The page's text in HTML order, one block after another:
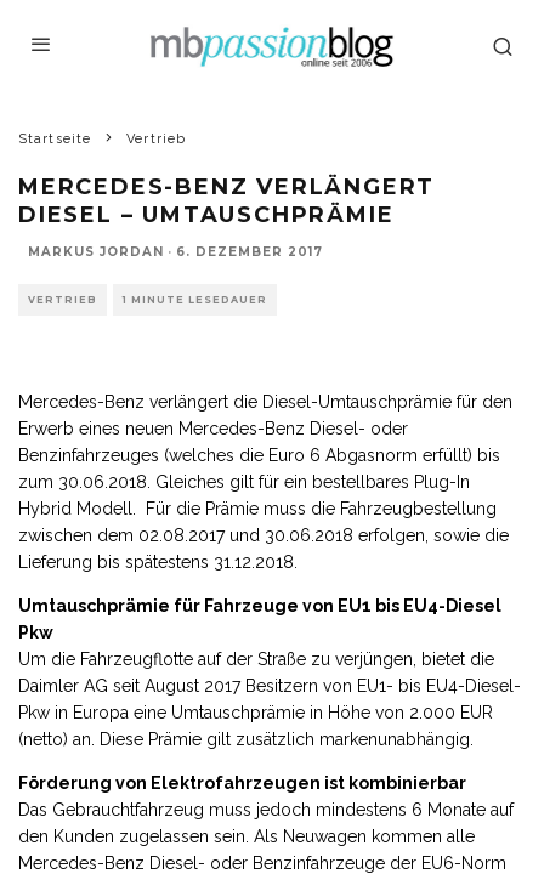
Startseite Vertrieb
MERCEDES-BENZ VERLÄNGERT
DIESEL – UMTAUSCHPRÄMIE
MARKUS JORDAN · 6. DEZEMBER 2017
VERTRIEB 1 MINUTE LESEDAUER
Mercedes-Benz verlängert die Diesel-Umtauschprämie für den
Erwerb eines neuen Mercedes-Benz Diesel- oder
Benzinfahrzeuges (welches die Euro 6 Abgasnorm erfüllt) bis
zum 30.06.2018. Gleiches gilt für ein bestellbares Plug-In
Hybrid Modell. Für die Prämie muss die Fahrzeugbestellung
zwischen dem 02.08.2017 und 30.06.2018 erfolgen, sowie die
Lieferung bis spätestens 31.12.2018.
Umtauschprämie für Fahrzeuge von EU1 bis EU4-Diesel
Pkw
Um die Fahrzeugflotte auf der Straße zu verjüngen, bietet die
Daimler AG seit August 2017 Besitzern von EU1- bis EU4-Diesel-
Pkw in Europa eine Umtauschprämie in Höhe von 2.000 EUR
(netto) an. Diese Prämie gilt zusätzlich markenunabhängig.
Förderung von Elektrofahrzeugen ist kombinierbar
Das Gebrauchtfahrzeug muss jedoch mindestens 6 Monate auf
den Kunden zugelassen sein. Als Neuwagen kommen alle
Mercedes-Benz Diesel- oder Benzinfahrzeuge der EU6-Norm